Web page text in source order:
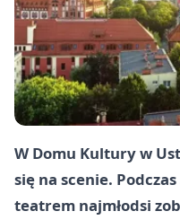
W Domu Kultury w
się na scenie.
teatrem najmłodsi